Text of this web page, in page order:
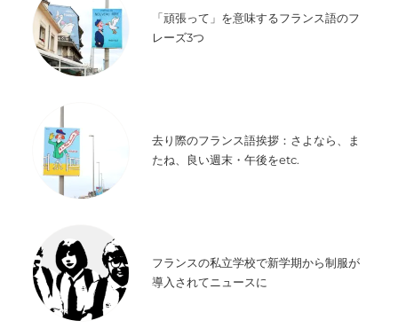
「頑張って」を意味するフランス語のフ
レーズ3つ
去り際のフランス語挨拶：さよなら、ま
たね、良い週末・午後をetc.
フランスの私立学校で新学期から制服が
導入されてニュースに